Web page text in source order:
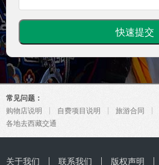
常见问题：
购物店说明
自费项目说明 旅游合同
各地去西藏交通
关于我们 联系我们 版权声明